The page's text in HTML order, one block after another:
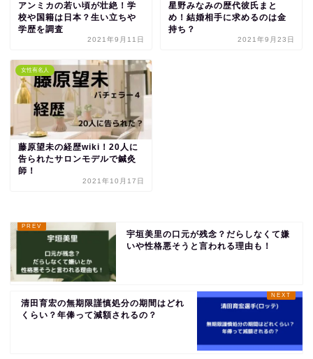
アンミカの若い頃が壮絶！学
校や国籍は日本？生い立ちや
学歴を調査
2021年9月11日
星野みなみの歴代彼氏まと
め！結婚相手に求めるのは金
持ち？
2021年9月23日
女性有名人
藤原望未の経歴wiki！20人に
告られたサロンモデルで鍼灸
師！
2021年10月17日
宇垣美里の口元が残念？だらしなくて嫌
いや性格悪そうと言われる理由も！
清田育宏の無期限謹慎処分の期間はどれ
くらい？年俸って減額されるの？